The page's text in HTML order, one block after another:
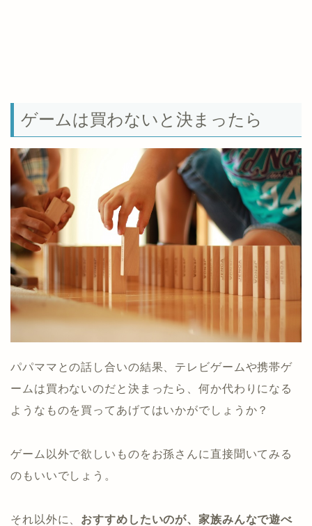
ゲームは買わないと決まったら
パパママとの話し合いの結果、テレビゲームや携帯ゲ
ームは買わないのだと決まったら、何か代わりになる
ようなものを買ってあげてはいかがでしょうか？
ゲーム以外で欲しいものをお孫さんに直接聞いてみる
のもいいでしょう。
それ以外に、 おすすめしたいのが、家族みんなで遊べ